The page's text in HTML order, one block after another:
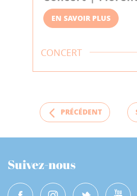
EN SAVOIR PLUS
CONCERT
PRÉCÉDENT
Suivez-nous